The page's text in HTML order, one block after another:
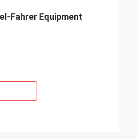
Fahrer Equipment